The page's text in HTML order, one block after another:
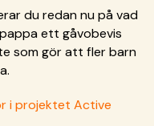
du redan nu på vad
ett gåvobevis
som gör att fler barn
i projektet Active